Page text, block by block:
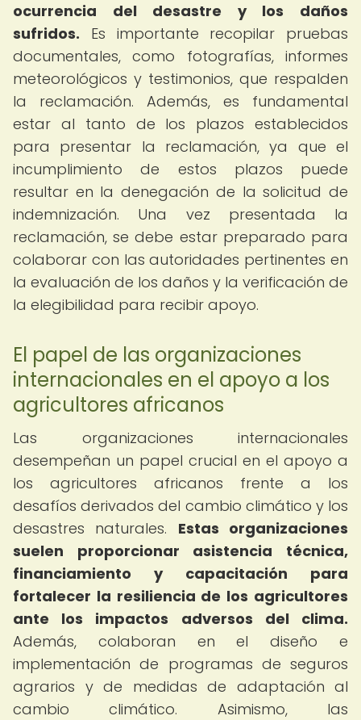
ocurrencia del desastre y los daños
sufridos. Es importante recopilar pruebas
documentales, como fotografías, informes
meteorológicos y testimonios, que respalden
la reclamación. Además, es fundamental
estar al tanto de los plazos establecidos
para presentar la reclamación, ya que el
incumplimiento de estos plazos puede
resultar en la denegación de la solicitud de
indemnización. Una vez presentada la
reclamación, se debe estar preparado para
colaborar con las autoridades pertinentes en
la evaluación de los daños y la verificación de
la elegibilidad para recibir apoyo.
El papel de las organizaciones
internacionales en el apoyo a los
agricultores africanos
Las organizaciones internacionales
desempeñan un papel crucial en el apoyo a
los agricultores africanos frente a los
desafíos derivados del cambio climático y los
desastres naturales. Estas organizaciones
suelen proporcionar asistencia técnica,
financiamiento y capacitación para
fortalecer la resiliencia de los agricultores
ante los impactos adversos del clima.
Además, colaboran en el diseño e
implementación de programas de seguros
agrarios y de medidas de adaptación al
cambio climático. Asimismo, las